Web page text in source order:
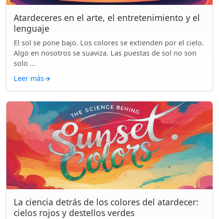
Atardeceres en el arte, el entretenimiento y el
lenguaje
El sol se pone bajo. Los colores se extienden por el cielo.
Algo en nosotros se suaviza. Las puestas de sol no son
solo ...
Leer más→
La ciencia detrás de los colores del atardecer:
cielos rojos y destellos verdes